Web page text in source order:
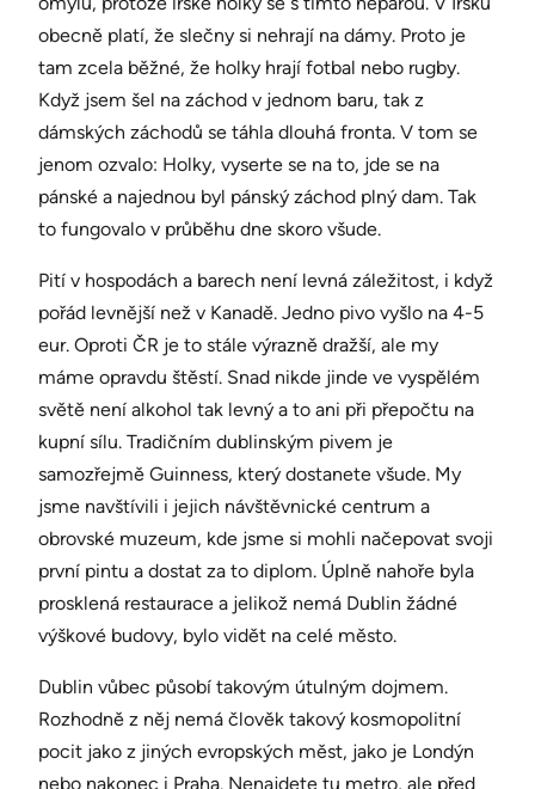
obecně platí, že slečny si nehrají na dámy. Proto je
tam zcela běžné, že holky hrají fotbal nebo rugby.
Když jsem šel na záchod v jednom baru, tak z
dámských záchodů se táhla dlouhá fronta. V tom se
jenom ozvalo: Holky, vyserte se na to, jde se na
pánské a najednou byl pánský záchod plný dam. Tak
to fungovalo v průběhu dne skoro všude.
Pití v hospodách a barech není levná záležitost, i když
pořád levnější než v Kanadě. Jedno pivo vyšlo na 4-5
eur. Oproti ČR je to stále výrazně dražší, ale my
máme opravdu štěstí. Snad nikde jinde ve vyspělém
světě není alkohol tak levný a to ani při přepočtu na
kupní sílu. Tradičním dublinským pivem je
samozřejmě Guinness, který dostanete všude. My
jsme navštívili i jejich návštěvnické centrum a
obrovské muzeum, kde jsme si mohli načepovat svoji
první pintu a dostat za to diplom. Úplně nahoře byla
prosklená restaurace a jelikož nemá Dublin žádné
výškové budovy, bylo vidět na celé město.
Dublin vůbec působí takovým útulným dojmem.
Rozhodně z něj nemá člověk takový kosmopolitní
pocit jako z jiných evropských měst, jako je Londýn
nebo nakonec i Praha. Nenajdete tu metro, ale před